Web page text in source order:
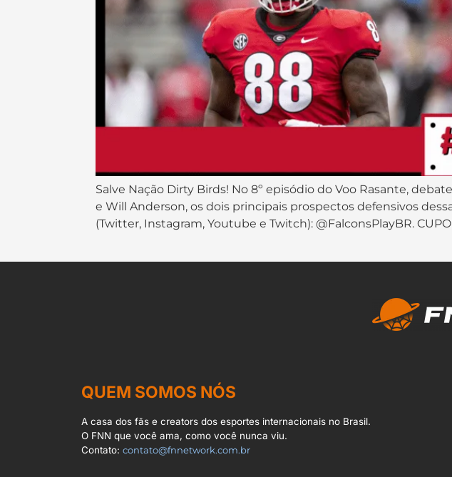
Salve Nação Dirty Birds! No 8º episódio do Voo Rasante,
e Will Anderson, os dois principais prospectos defensivos
(Twitter, Instagram, Youtube e Twitch): @FalconsPlayBR.
QUEM SOMOS NÓS
A casa dos fãs e creators dos esportes internacionais no Brasil.
O FNN que você ama, como você nunca viu.
Contato:contato@fnnetwork.com.br